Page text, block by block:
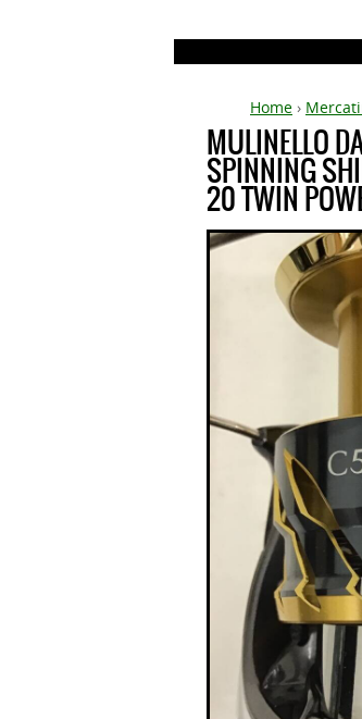
Home ›
MULINELLO
SPINNING
20 TWIN